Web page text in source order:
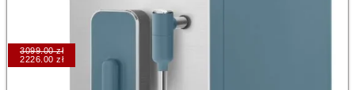
3099.00 zł
2226.00 zł